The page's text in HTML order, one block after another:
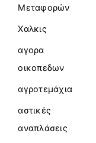
Μεταφορών
Χαλκις
αγορα
οικοπεδων
αγροτεμάχια
αστικές
αναπλάσεις